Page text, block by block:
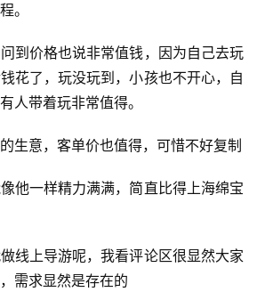
。
到价格也说非常值钱，因为自己去玩
花了，玩没玩到，小孩也不开心，自
人带着玩非常值得。
生意，客单价也值得，可惜不好复制
他一样精力满满，简直比得上海绵宝
线上导游呢，我看评论区很显然大家
需求显然是存在的